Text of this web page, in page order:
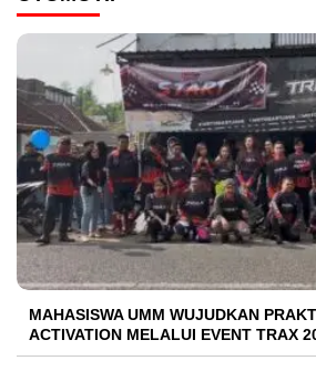
MAHASISWA UMM WUJUDKAN
ACTIVATION MELALUI EVENT TRAX